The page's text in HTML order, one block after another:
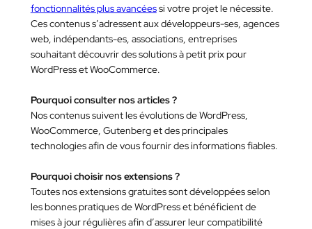
fonctionnalités plus avancéessi votre projet le nécessite.
Ces contenus s’adressent aux développeurs-ses, agences
web, indépendants-es, associations, entreprises
souhaitant découvrir des solutions à petit prix pour
WordPress et WooCommerce.
Pourquoi consulter nos articles ?
Nos contenus suivent les évolutions de WordPress,
WooCommerce, Gutenberg et des principales
technologies afin de vous fournir des informations fiables.
Pourquoi choisir nos extensions ?
Toutes nos extensions gratuites sont développées selon
les bonnes pratiques de WordPress et bénéficient de
mises à jour régulières afin d’assurer leur compatibilité